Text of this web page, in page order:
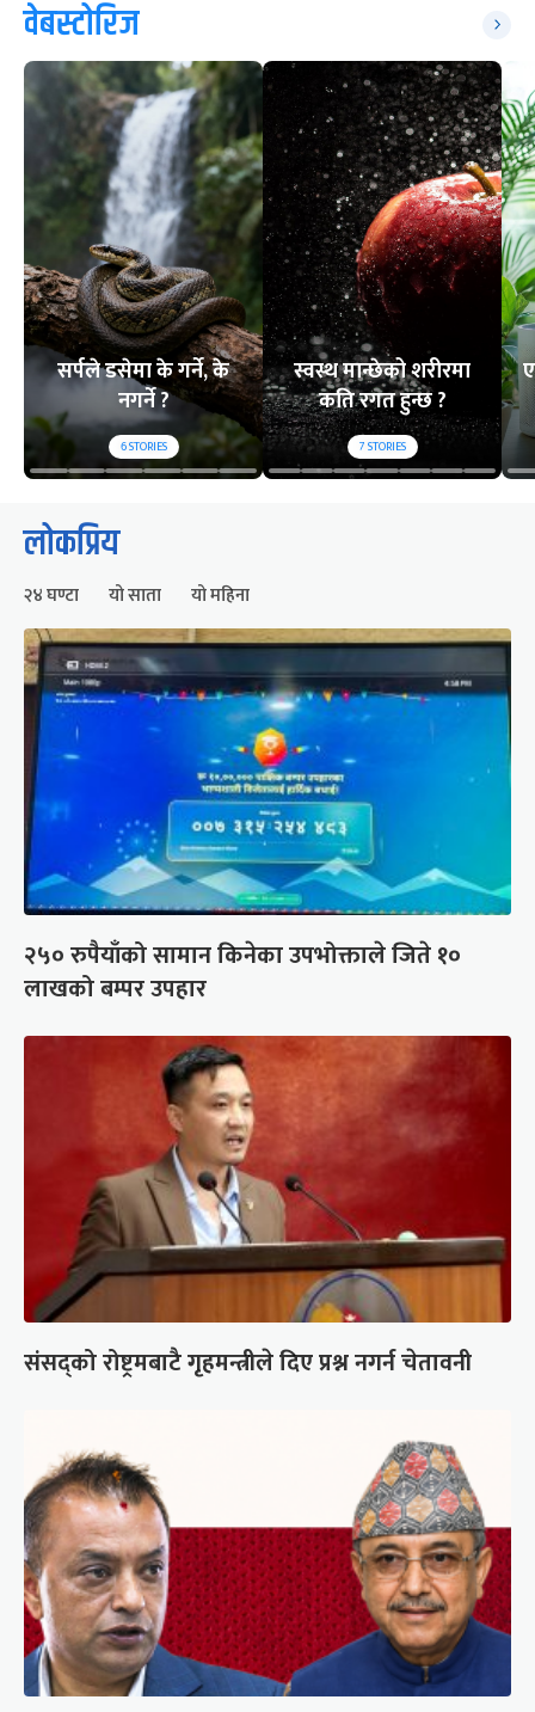
वेबस्टोरिज
सर्पले डसेमा के गर्ने, के
नगर्ने ?
6STORIES
स्वस्थ मान्छेको शरीरमा
कति रगत हुन्छ ?
7STORIES
लोकप्रिय
२४ घण्टा यो साता यो महिना
२५० रुपैयाँको सामान किनेका उपभोक्ताले जिते १०
लाखको बम्पर उपहार
संसद्को रोष्ट्रमबाटै गृहमन्त्रीले दिए प्रश्न नगर्न चेतावनी